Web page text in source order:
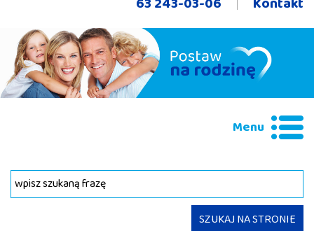
Menu
Wyszukiwana fraza
SZUKAJ NA STRONIE